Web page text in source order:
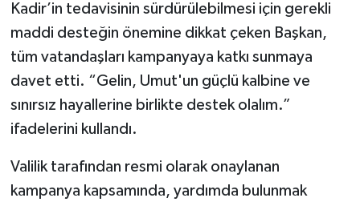
Kadir’in tedavisinin sürdürülebilmesi için gerekli
maddi desteğin önemine dikkat çeken Başkan,
tüm vatandaşları kampanyaya katkı sunmaya
davet etti. “Gelin, Umut'un güçlü kalbine ve
sınırsız hayallerine birlikte destek olalım.”
ifadelerini kullandı.
Valilik tarafından resmi olarak onaylanan
kampanya kapsamında, yardımda bulunmak